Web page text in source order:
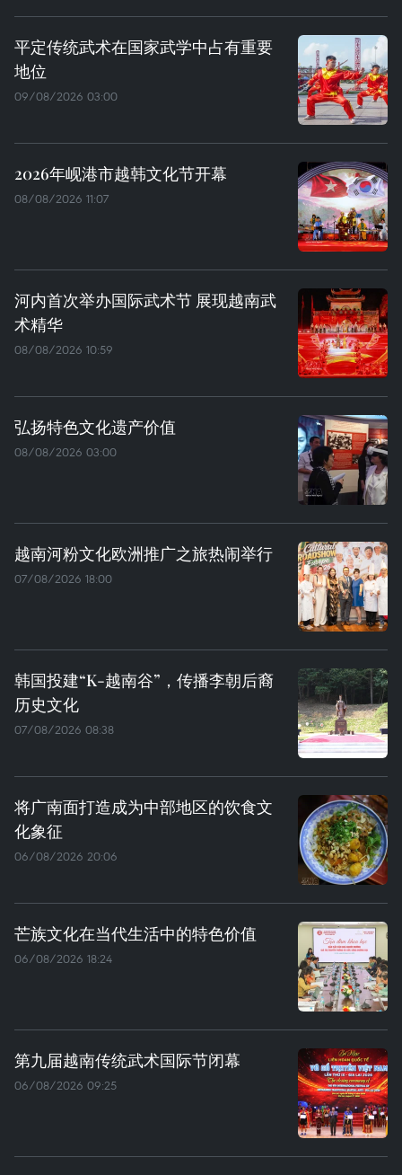
平定传统武术在国家武学中占有重要
地位
09/08/2026 03:00
2026年岘港市越韩文化节开幕
08/08/2026 11:07
河内首次举办国际武术节 展现越南武
术精华
08/08/2026 10:59
弘扬特色文化遗产价值
08/08/2026 03:00
越南河粉文化欧洲推广之旅热闹举行
07/08/2026 18:00
韩国投建“K-越南谷”，传播李朝后裔
历史文化
07/08/2026 08:38
将广南面打造成为中部地区的饮食文
化象征
06/08/2026 20:06
芒族文化在当代生活中的特色价值
06/08/2026 18:24
第九届越南传统武术国际节闭幕
06/08/2026 09:25